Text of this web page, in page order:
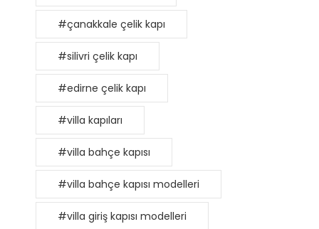
#çanakkale çelik kapı
#silivri çelik kapı
#edirne çelik kapı
#villa kapıları
#villa bahçe kapısı
#villa bahçe kapısı modelleri
#villa giriş kapısı modelleri